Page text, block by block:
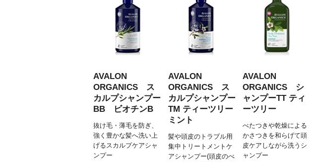
AVALON
ORGANICS ス
カルプシャンプー
BB ビオチンB
抜け毛・薄毛を防ぎ、
強く豊かな髪へ洗い上
げるスカルプケアシャ
ンプー
AVALON
ORGANICS ス
カルプシャンプー
TM ティーツリー
ミント
髪や頭皮のトラブル用
集中トリートメントケ
アシャンプー(頭皮のべ
AVALON
ORGANICS シ
ャンプーTT ティ
ーツリー
べたつきや乾燥による
かさつきを和らげて頭
皮ケアしながら洗うシ
ャンプー